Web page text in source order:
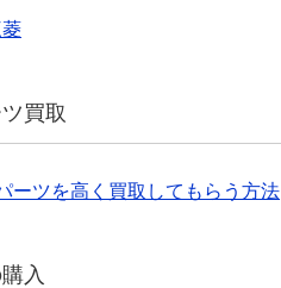
買取
ーツを高く買取してもらう方法
入